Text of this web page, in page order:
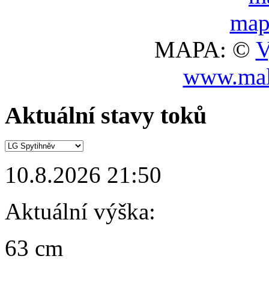
MAPA: ©
Aktuální stavy toků
10.8.2026 21:50
Aktuální výška:
63 cm